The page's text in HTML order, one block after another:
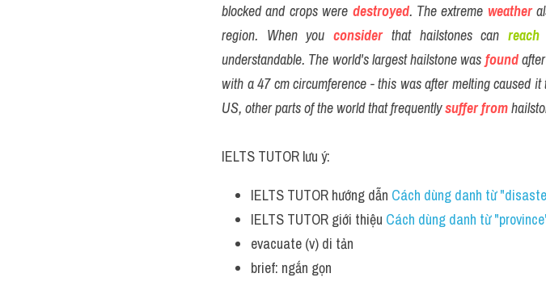
blocked and crops were destroyed. The extreme weather
region. When you consider that hailstones can reach
understandable. The world's largest hailstone was found
with a 47 cm circumference - this was after melting caused
US, other parts of the world that frequentlysuffer from
IELTS TUTOR lưu ý:
IELTS TUTOR hướng dẫn Cách dùng danh từ
IELTS TUTOR giới thiệu Cách dùng danh từ
evacuate (v) di tản
brief: ngắn gọn